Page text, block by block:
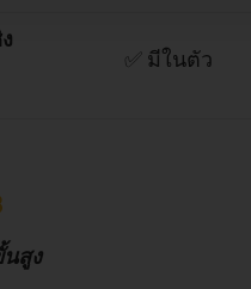
✅ มีในตัว
นสูง